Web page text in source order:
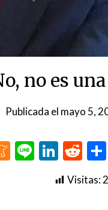
no es
Publicada el mayo 5,
Meneame
Line
Visitas: